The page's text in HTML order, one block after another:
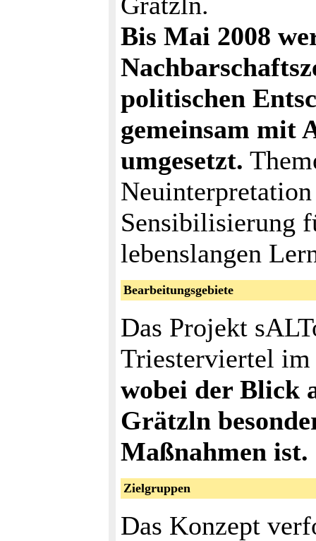
Bis Mai 2008
politischen
gemeinsam mit
umgesetzt.
Sensibilisierung
lebenslangen
Bearbeitungsgebiete
Das Projekt
Triesterviertel
wobei der Blick
Grätzln
Maßnahmen ist.
Zielgruppen
Das Konzept